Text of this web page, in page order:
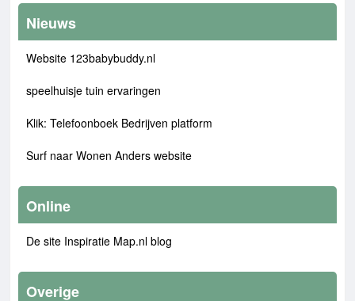
Nieuws
Website 123babybuddy.nl
speelhuisje tuin ervaringen
Klik: Telefoonboek Bedrijven platform
Surf naar Wonen Anders website
Online
De site Inspiratie Map.nl blog
Overige